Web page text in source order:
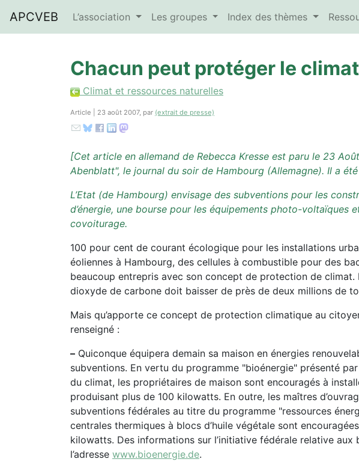
APCVEB L’association Les groupes Index des thèmes
Chacun peut protéger le climat
Climat et ressources naturelles
Article | 23 août 2007, par (extrait de presse)
[Cet article en allemand de Rebecca Kresse est paru le 23
Abenblatt", le journal du soir de Hambourg (Allemagne). Il a été
L’Etat (de Hambourg) envisage des subventions pour les
d’énergie, une bourse pour les équipements photo-voltaïques
covoiturage.
100 pour cent de courant écologique pour les installations
éoliennes à Hambourg, des cellules à combustible pour des
beaucoup entrepris avec son concept de protection de climat.
dioxyde de carbone doit baisser de près de deux millions de
Mais qu’apporte ce concept de protection climatique au
renseigné :
– Quiconque équipera demain sa maison en énergies
subventions. En vertu du programme "bioénergie" présenté
du climat, les propriétaires de maison sont encouragés à
produisant plus de 100 kilowatts. En outre, les maîtres
subventions fédérales au titre du programme "ressources
centrales thermiques à blocs d’huile végétale sont
kilowatts. Des informations sur l’initiative fédérale relative aux
l’adresse www.bioenergie.de.